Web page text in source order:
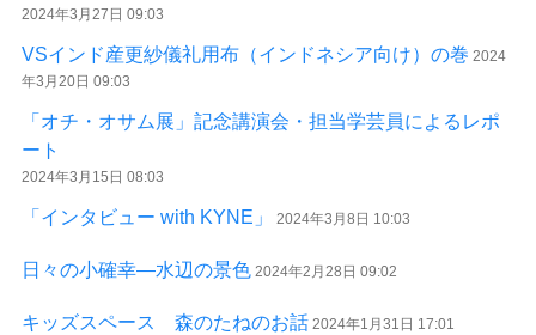
2024年3月27日 09:03
VSインド産更紗儀礼用布（インドネシア向け）の巻 2024
年3月20日 09:03
「オチ・オサム展」記念講演会・担当学芸員によるレポ
ート
2024年3月15日 08:03
「インタビュー with KYNE」 2024年3月8日 10:03
日々の小確幸―水辺の景色 2024年2月28日 09:02
キッズスペース 森のたねのお話 2024年1月31日 17:01